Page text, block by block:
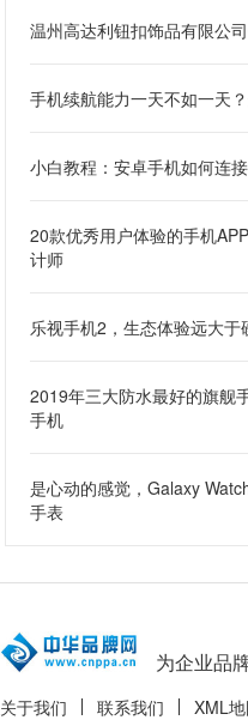
温州高达利钮扣饰品有限公
手机续航能力一天不如一天
小白教程：安卓手机如何连
20款优秀用户体验的手机
计师
乐视手机2，生态体验远大于
2019年三大防水最好的旗舰
手机
是心动的感觉，Galaxy
手表
为企业品
关于我们 联系我们 XML